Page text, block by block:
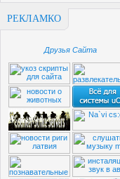
РЕКЛАМКО
Друзья Сайта